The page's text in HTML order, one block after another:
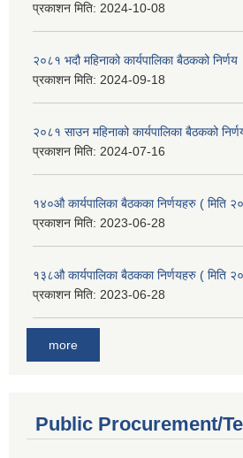
प्रकाशन मिति: 2024-10-08
२०८१ भदौ महिनाको कार्यपालिका बैठकको निर्णय
प्रकाशन मिति: 2024-09-18
२०८१ साउन महिनाको कार्यपालिका बैठकको
प्रकाशन मिति: 2024-07-16
१४०औ कार्यपालिका बैठकका निर्णयहरु ( मिति
प्रकाशन मिति: 2023-06-28
१३८औ कार्यपालिका बैठकका निर्णयहरु ( मिति
प्रकाशन मिति: 2023-06-28
more
Public Procurement/